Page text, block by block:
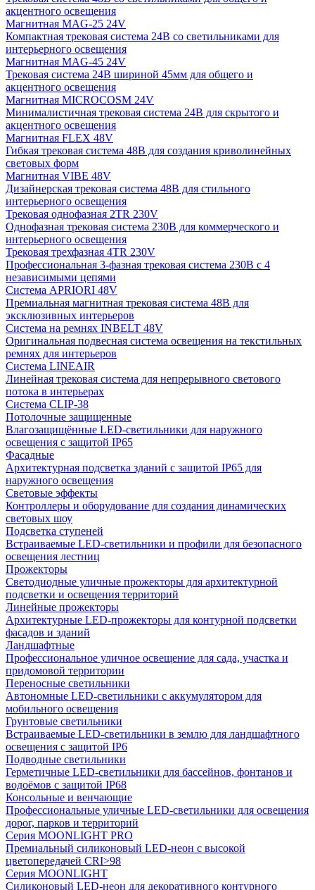
акцентного освещения
Магнитная MAG-25 24V
Компактная трековая система 24В со светильниками для
интерьерного освещения
Магнитная MAG-45 24V
Трековая система 24В шириной 45мм для общего и
акцентного освещения
Магнитная MICROCOSM 24V
Минималистичная трековая система 24В для скрытого и
акцентного освещения
Магнитная FLEX 48V
Гибкая трековая система 48В для создания криволинейных
световых форм
Магнитная VIBE 48V
Дизайнерская трековая система 48В для стильного
интерьерного освещения
Трековая однофазная 2TR 230V
Однофазная трековая система 230В для коммерческого и
интерьерного освещения
Трековая трехфазная 4TR 230V
Профессиональная 3-фазная трековая система 230В с 4
независимыми цепями
Система APRIORI 48V
Премиальная магнитная трековая система 48В для
эксклюзивных интерьеров
Система на ремнях INBELT 48V
Оригинальная подвесная система освещения на текстильных
ремнях для интерьеров
Система LINEAIR
Линейная трековая система для непрерывного светового
потока в интерьерах
Система CLIP-38
Потолочные защищенные
Влагозащищённые LED-светильники для наружного
освещения с защитой IP65
Фасадные
Архитектурная подсветка зданий с защитой IP65 для
наружного освещения
Световые эффекты
Контроллеры и оборудование для создания динамических
световых шоу
Подсветка ступеней
Встраиваемые LED-светильники и профили для безопасного
освещения лестниц
Прожекторы
Светодиодные уличные прожекторы для архитектурной
подсветки и освещения территорий
Линейные прожекторы
Архитектурные LED-прожекторы для контурной подсветки
фасадов и зданий
Ландшафтные
Профессиональное уличное освещение для сада, участка и
придомовой территории
Переносные светильники
Автономные LED-светильники с аккумулятором для
мобильного освещения
Грунтовые светильники
Встраиваемые LED-светильники в землю для ландшафтного
освещения с защитой IP6
Подводные светильники
Герметичные LED-светильники для бассейнов, фонтанов и
водоёмов с защитой IP68
Консольные и венчающие
Профессиональные уличные LED-светильники для освещения
дорог, парков и территорий
Серия MOONLIGHT PRO
Премиальный силиконовый LED-неон с высокой
цветопередачей CRI>98
Серия MOONLIGHT
Силиконовый LED-неон для декоративного контурного